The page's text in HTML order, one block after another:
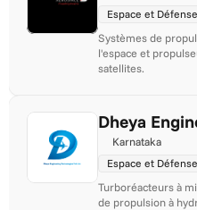
Espace et Défense
Systèmes de
l'espace et
satellites.
Dheya
Karnataka
Espace et Défense
Turboréacteurs à
de propulsion à